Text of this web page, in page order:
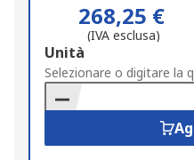
268,25 €
(IVA esclusa)
Add
to
Basket
Unità
Selezionare o digitare la